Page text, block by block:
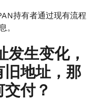
持有者通过现有流程
。
生变化，
旧地址，那
付？